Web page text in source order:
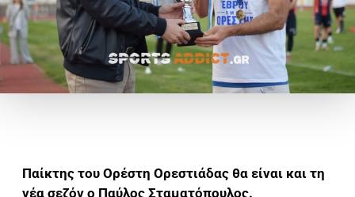
Παίκτης του Ορέστη Ορεστιάδας θα είναι και τη
νέα σεζόν ο Παύλος Σταματόπουλος.